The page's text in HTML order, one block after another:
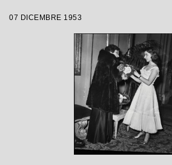
diretta da Carlo Maria
07 DICEMBRE 1953